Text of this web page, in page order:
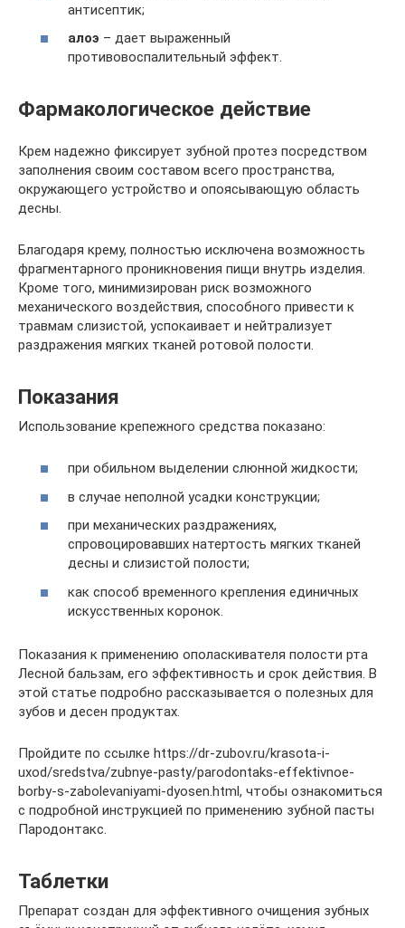
антисептик;
алоэ – дает выраженный
противовоспалительный эффект.
Фармакологическое действие
Крем надежно фиксирует зубной протез посредством
заполнения своим составом всего пространства,
окружающего устройство и опоясывающую область
десны.
Благодаря крему, полностью исключена возможность
фрагментарного проникновения пищи внутрь изделия.
Кроме того, минимизирован риск возможного
механического воздействия, способного привести к
травмам слизистой, успокаивает и нейтрализует
раздражения мягких тканей ротовой полости.
Показания
Использование крепежного средства показано:
при обильном выделении слюнной жидкости;
в случае неполной усадки конструкции;
при механических раздражениях,
спровоцировавших натертость мягких тканей
десны и слизистой полости;
как способ временного крепления единичных
искусственных коронок.
Показания к применению ополаскивателя полости рта
Лесной бальзам, его эффективность и срок действия. В
этой статье подробно рассказывается о полезных для
зубов и десен продуктах.
Пройдите по ссылке https://dr-zubov.ru/krasota-i-
uxod/sredstva/zubnye-pasty/parodontaks-effektivnoe-
borby-s-zabolevaniyami-dyosen.html, чтобы ознакомиться
с подробной инструкцией по применению зубной пасты
Пародонтакс.
Таблетки
Препарат создан для эффективного очищения зубных